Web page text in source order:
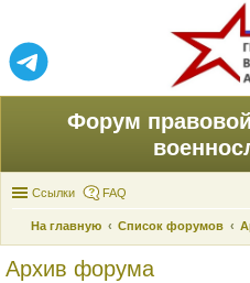
Форум
Ссылки FAQ
На главную Список форумов
Архив форума